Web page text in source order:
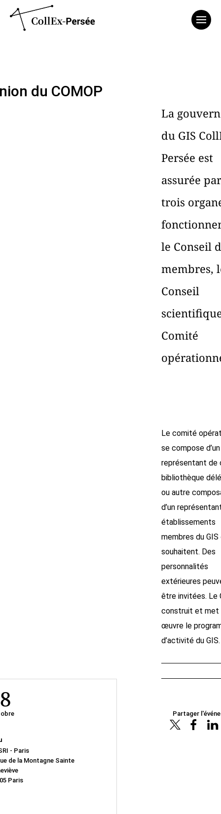
du COMOP
La
du GIS
Persée est
assurée par
trois
le Conseil
membres,
Conseil
Comité
Le comité
se compose d’un
représentant de
bibliothèque
ou autre
d’un
établissements
membres du GIS
souhaitent. Des
personnalités
extérieures
être invitées. Le
construit et met
œuvre le
d’activité du GIS.
- Paris
de la Montagne Sainte
Paris
Partager